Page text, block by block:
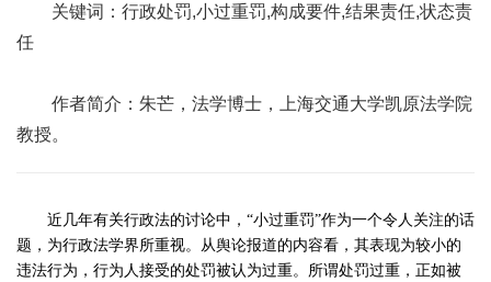
关键词：行政处罚,小过重罚,构成要件,结果责任,状态责
任
作者简介：朱芒，法学博士，上海交通大学凯原法学院
教授。
近几年有关行政法的讨论中，“小过重罚”作为一个令人关注的话
题，为行政法学界所重视。从舆论报道的内容看，其表现为较小的
违法行为，行为人接受的处罚被认为过重。所谓处罚过重，正如被